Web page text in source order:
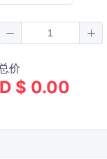
价
$ 0.00